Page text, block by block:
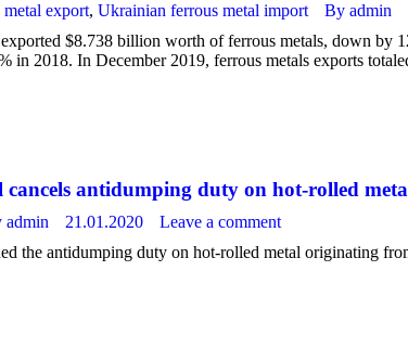
export, Ukrainian ferrous metal import By admin
$8.738 billion worth of ferrous metals, down by
in 2018. In December 2019, ferrous metals exports
cancels antidumping duty on hot-rolled
admin 21.01.2020
Leave a comment
the antidumping duty on hot-rolled metal originating